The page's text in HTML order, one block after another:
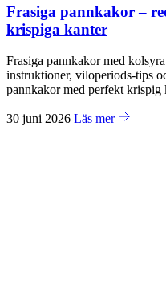
Frasiga pannkakor –
krispiga kanter
Frasiga pannkakor med
instruktioner, viloperiods-tips
pannkakor med perfekt krispig
30 juni 2026 Läs mer